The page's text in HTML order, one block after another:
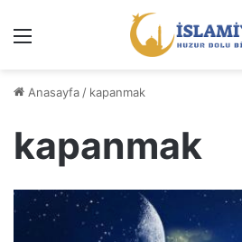
Anasayfa / kapanmak
kapanmak